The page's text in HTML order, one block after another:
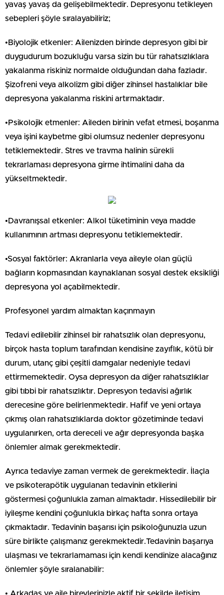
yavaş yavaş da gelişebilmektedir. Depresyonu tetikleyen
sebepleri şöyle sıralayabiliriz;
•Biyolojik etkenler: Ailenizden birinde depresyon gibi bir
duygudurum bozukluğu varsa sizin bu tür rahatsızlıklara
yakalanma riskiniz normalde olduğundan daha fazladır.
Şizofreni veya alkolizm gibi diğer zihinsel hastalıklar bile
depresyona yakalanma riskini artırmaktadır.
•Psikolojik etmenler: Aileden birinin vefat etmesi, boşanma
veya işini kaybetme gibi olumsuz nedenler depresyonu
tetiklemektedir. Stres ve travma halinin sürekli
tekrarlaması depresyona girme ihtimalini daha da
yükseltmektedir.
•Davranışsal etkenler: Alkol tüketiminin veya madde
kullanımının artması depresyonu tetiklemektedir.
•Sosyal faktörler: Akranlarla veya aileyle olan güçlü
bağların kopmasından kaynaklanan sosyal destek eksikliği
depresyona yol açabilmektedir.
Profesyonel yardım almaktan kaçınmayın
Tedavi edilebilir zihinsel bir rahatsızlık olan depresyonu,
birçok hasta toplum tarafından kendisine zayıflık, kötü bir
durum, utanç gibi çeşitli damgalar nedeniyle tedavi
ettirmemektedir. Oysa depresyon da diğer rahatsızlıklar
gibi tıbbi bir rahatsızlıktır. Depresyon tedavisi ağırlık
derecesine göre belirlenmektedir. Hafif ve yeni ortaya
çıkmış olan rahatsızlıklarda doktor gözetiminde tedavi
uygulanırken, orta dereceli ve ağır depresyonda başka
önlemler almak gerekmektedir.
Ayrıca tedaviye zaman vermek de gerekmektedir. İlaçla
ve psikoterapötik uygulanan tedavinin etkilerini
göstermesi çoğunlukla zaman almaktadır. Hissedilebilir bir
iyileşme kendini çoğunlukla birkaç hafta sonra ortaya
çıkmaktadır. Tedavinin başarısı için psikoloğunuzla uzun
süre birlikte çalışmanız gerekmektedir.Tedavinin başarıya
ulaşması ve tekrarlamaması için kendi kendinize alacağınız
önlemler şöyle sıralanabilir: